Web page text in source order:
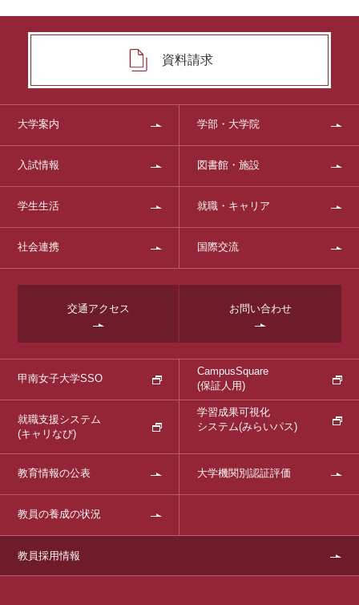
資料請求
大学案内 学部・大学院
入試情報 図書館・施設
学生生活 就職・キャリア
社会連携 国際交流
交通アクセス お問い合わせ
甲南女子大学SSO
CampusSquare
(保証人用)
就職支援システム
(キャリなび)
学習成果可視化
システム(みらいパス)
教育情報の公表 大学機関別認証評価
教員の養成の状況
教員採用情報